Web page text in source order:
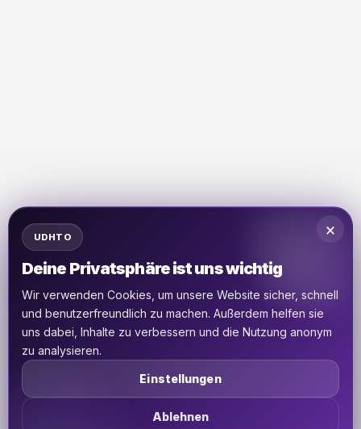
UDHTO
Deine Privatsphäre ist uns wichtig
Wir verwenden Cookies, um unsere Website sicher, schnell
und benutzerfreundlich zu machen. Außerdem helfen sie
uns dabei, Inhalte zu verbessern und die Nutzung anonym
zu analysieren.
Einstellungen
Ablehnen
×